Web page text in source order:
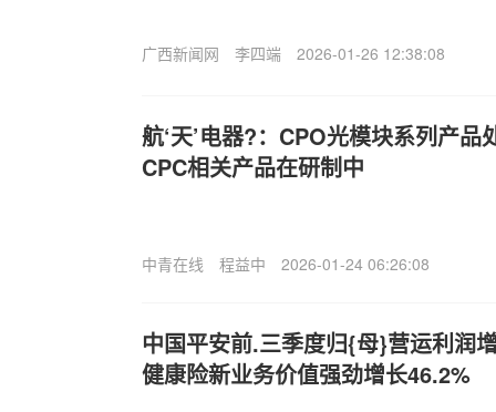
广西新闻网 李四端 2026-01-26 12:38:08
航‘天’电器?：CPO光模块系列产品
CPC相关产品在研制中
中青在线 程益中 2026-01-24 06:26:08
中国平安前.三季度归{母}营运利润
健康险新业务价值强劲增长46.2%